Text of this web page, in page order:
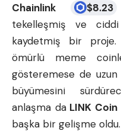
Chainlink $8.23
tekelleşmiş ve
kaydetmiş bir
ömürlü meme
gösteremese de
büyümesini
anlaşma daLINK Coin
başka bir gelişme oldu.